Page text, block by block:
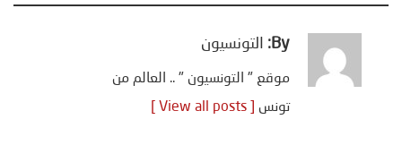
By: التونسيون
موقع " التونسيون " .. العالم من
تونس